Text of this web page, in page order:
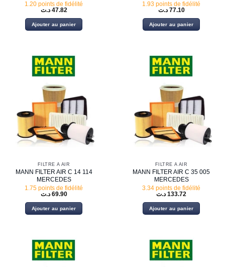
1.20 points de fidélité
47.82 د.ت
Ajouter au panier
1.93 points de fidélité
77.10 د.ت
Ajouter au panier
FILTRE À AIR
MANN FILTER AIR C 14 114
MERCEDES
1.75 points de fidélité
69.90 د.ت
Ajouter au panier
FILTRE À AIR
MANN FILTER AIR C 35 005
MERCEDES
3.34 points de fidélité
133.72 د.ت
Ajouter au panier